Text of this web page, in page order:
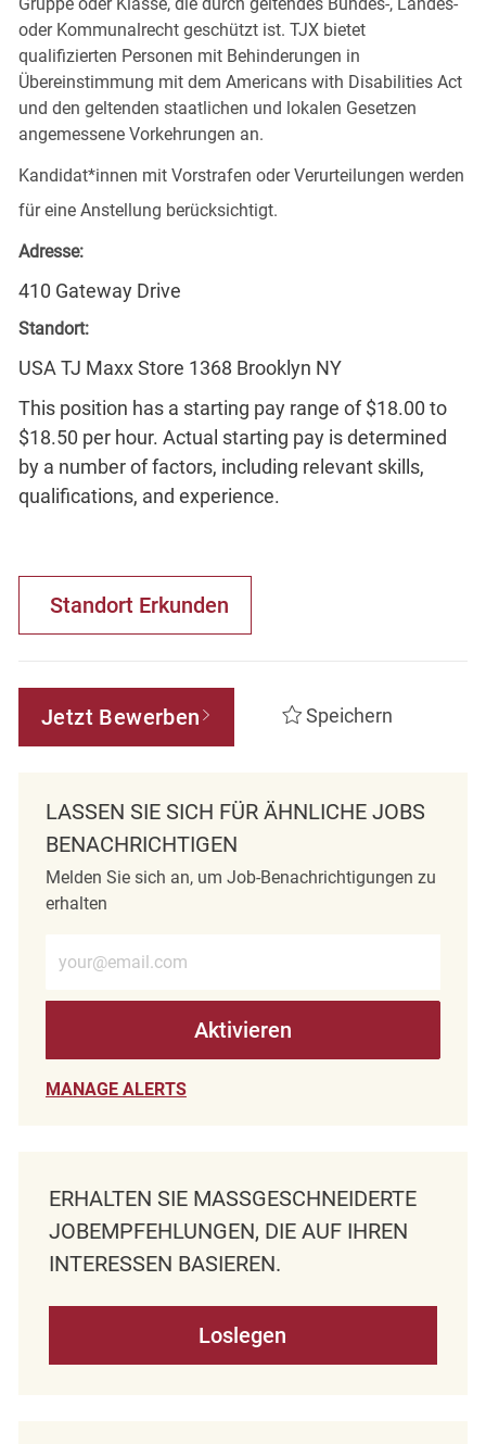
oder Kommunalrecht geschützt ist. TJX bietet
qualifizierten Personen mit Behinderungen in
Übereinstimmung mit dem Americans with Disabilities Act
und den geltenden staatlichen und lokalen Gesetzen
angemessene Vorkehrungen an.
Kandidat*innen mit Vorstrafen oder Verurteilungen werden
für eine Anstellung berücksichtigt.
Adresse:
410 Gateway Drive
Standort:
USA TJ Maxx Store 1368 Brooklyn NY
This position has a starting pay range of $18.00 to
$18.50 per hour. Actual starting pay is determined
by a number of factors, including relevant skills,
qualifications, and experience.
Standort Erkunden
Jetzt Bewerben Speichern
LASSEN SIE SICH FÜR ÄHNLICHE JOBS
BENACHRICHTIGEN
Melden Sie sich an, um Job-Benachrichtigungen zu
erhalten
Aktivieren
MANAGE ALERTS
ERHALTEN SIE MASSGESCHNEIDERTE J
OBEMPFEHLUNGEN, DIE AUF IHREN I
NTERESSEN BASIEREN.
Loslegen